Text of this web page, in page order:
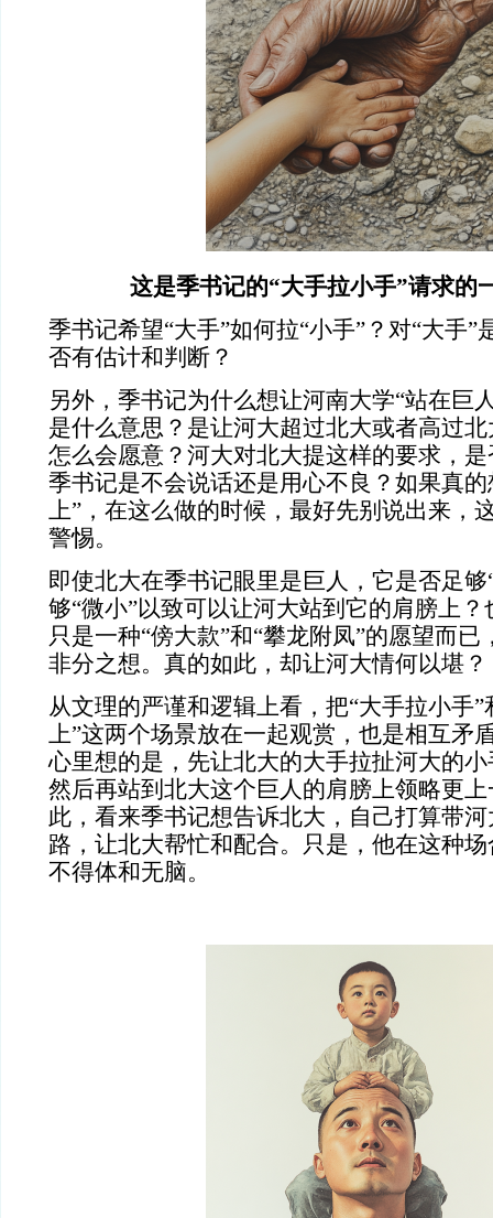
这是季书记的“大手拉小手”请求的
季书记希望“大手”如何拉“小手”？对“大手”
否有估计和判断？
另外，季书记为什么想让河南大学“站在巨
是什么意思？是让河大超过北大或者高过
怎么会愿意？河大对北大提这样的要求，
季书记是不会说话还是用心不良？如果真
上”，在这么做的时候，最好先别说出来，
警惕。
即使北大在季书记眼里是巨人，它是否足够
够“微小”以致可以让河大站到它的肩膀上
只是一种“傍大款”和“攀龙附凤”的愿望而已
非分之想。真的如此，却让河大情何以堪？
从文理的严谨和逻辑上看，把“大手拉小手
上”这两个场景放在一起观赏，也是相互矛
心里想的是，先让北大的大手拉扯河大的
然后再站到北大这个巨人的肩膀上领略更
此，看来季书记想告诉北大，自己打算带
路，让北大帮忙和配合。只是，他在这种
不得体和无脑。